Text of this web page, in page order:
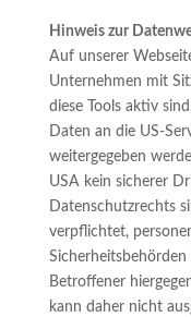
Hinweis zur
Auf unserer
Unternehmen mit
diese Tools aktiv
Daten an die US-
weitergegeben
USA kein sicherer
Datenschutzrechts
verpflichtet,
Sicherheitsbehörden
Betroffener
kann daher nicht